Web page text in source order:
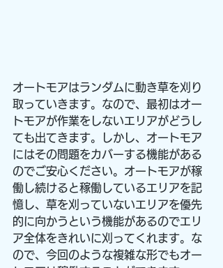
オートモアはランダムに動き草を刈り
取っていきます。なので、最初はオー
トモアが作業をしないエリアがどうし
ても出てきます。しかし、オートモア
にはその問題をカバーする機能がある
のでご安心ください。オートモアが稼
働し続けると稼働しているエリアを記
憶し、草を刈っていないエリアを優先
的に向かうという機能があるのでエリ
ア全体をきれいに刈ってくれます。な
ので、今回のような複雑な形でもオー